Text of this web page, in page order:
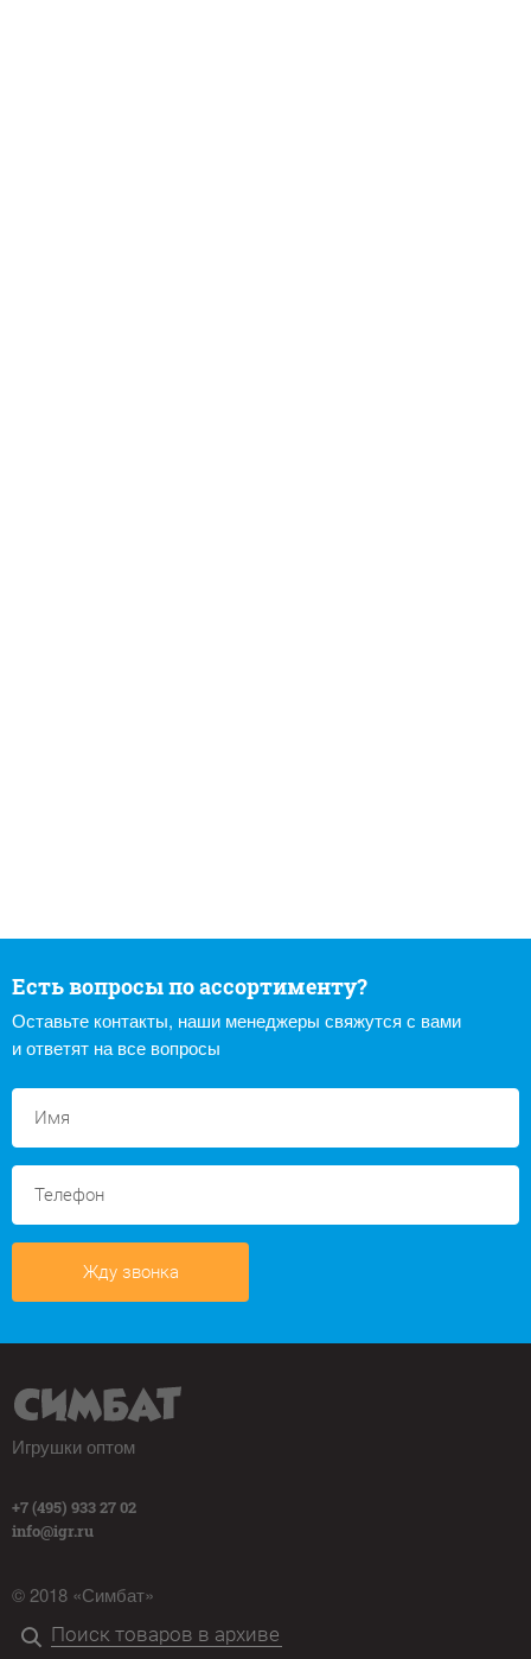
Есть вопросы по ассортименту?
Оставьте контакты, наши менеджеры свяжутся с вами
и ответят на все вопросы
Жду звонка
Игрушки оптом
+7 (495) 933 27 02
info@igr.ru
© 2018 «Симбат»